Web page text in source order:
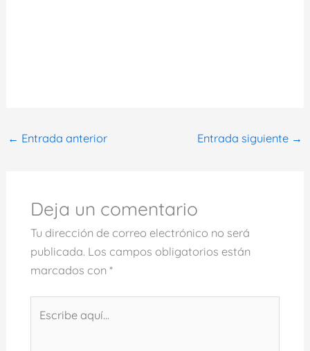
← Entrada anterior Entrada siguiente →
Deja un comentario
Tu dirección de correo electrónico no será
publicada. Los campos obligatorios están
marcados con *
aquí...